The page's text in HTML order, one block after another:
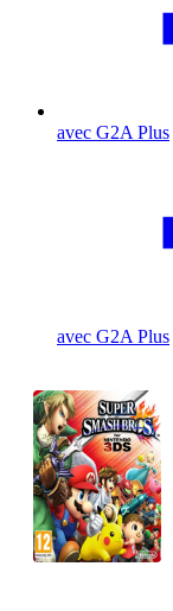
avec G2A Plus
avec G2A Plus